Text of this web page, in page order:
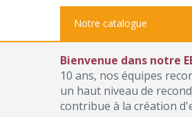
Notre catalogue
Bienvenue dans notre
10 ans, nos équipes
un haut niveau de
contribue à la création